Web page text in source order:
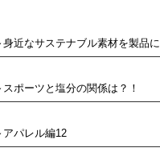
近なサステナブル素材を製品に
ポーツと塩分の関係は？！
パレル編12